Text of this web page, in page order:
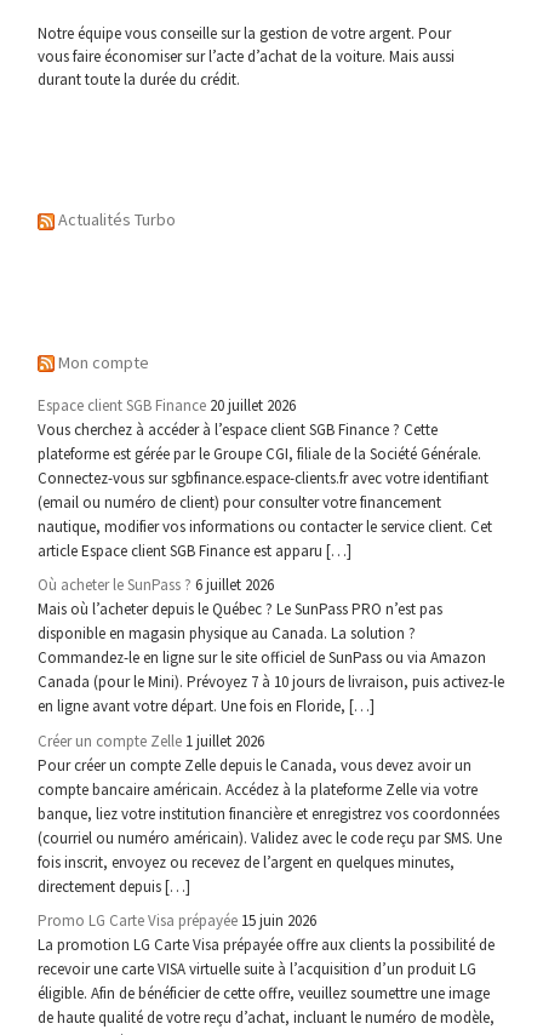
Notre équipe vous conseille sur la gestion de votre argent. Pour
vous faire économiser sur l’acte d’achat de la voiture. Mais aussi
durant toute la durée du crédit.
Actualités Turbo
Mon compte
Espace client SGB Finance 20 juillet 2026
Vous cherchez à accéder à l’espace client SGB Finance ? Cette
plateforme est gérée par le Groupe CGI, filiale de la Société Générale.
Connectez-vous sur sgbfinance.espace-clients.fr avec votre identifiant
(email ou numéro de client) pour consulter votre financement
nautique, modifier vos informations ou contacter le service client. Cet
article Espace client SGB Finance est apparu […]
Où acheter le SunPass ? 6 juillet 2026
Mais où l’acheter depuis le Québec ? Le SunPass PRO n’est pas
disponible en magasin physique au Canada. La solution ?
Commandez-le en ligne sur le site officiel de SunPass ou via Amazon
Canada (pour le Mini). Prévoyez 7 à 10 jours de livraison, puis activez-le
en ligne avant votre départ. Une fois en Floride, […]
Créer un compte Zelle 1 juillet 2026
Pour créer un compte Zelle depuis le Canada, vous devez avoir un
compte bancaire américain. Accédez à la plateforme Zelle via votre
banque, liez votre institution financière et enregistrez vos coordonnées
(courriel ou numéro américain). Validez avec le code reçu par SMS. Une
fois inscrit, envoyez ou recevez de l’argent en quelques minutes,
directement depuis […]
Promo LG Carte Visa prépayée 15 juin 2026
La promotion LG Carte Visa prépayée offre aux clients la possibilité de
recevoir une carte VISA virtuelle suite à l’acquisition d’un produit LG
éligible. Afin de bénéficier de cette offre, veuillez soumettre une image
de haute qualité de votre reçu d’achat, incluant le numéro de modèle,